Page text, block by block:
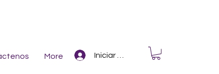
More Iniciar Sesión